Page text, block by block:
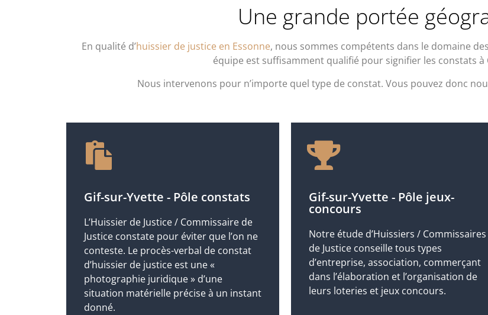
Une grande portée
En qualité d’huissier de justice en Essonne, nous sommes compétents dans le domaine
équipe est suffisamment qualifié pour signifier les constats à
Nous intervenons pour n’importe quel type de constat. Vous pouvez donc
Gif-sur-Yvette - Pôle constats
L’Huissier de Justice / Commissaire de
Justice constate pour éviter que l’on ne
conteste. Le procès-verbal de constat
d’huissier de justice est une «
photographie juridique » d’une
situation matérielle précise à un instant
donné.
Gif-sur-Yvette - Pôle jeux-
concours
Notre étude d’Huissiers / Commissaires
de Justice conseille tous types
d’entreprise, association, commerçant
dans l’élaboration et l’organisation de
leurs loteries et jeux concours.